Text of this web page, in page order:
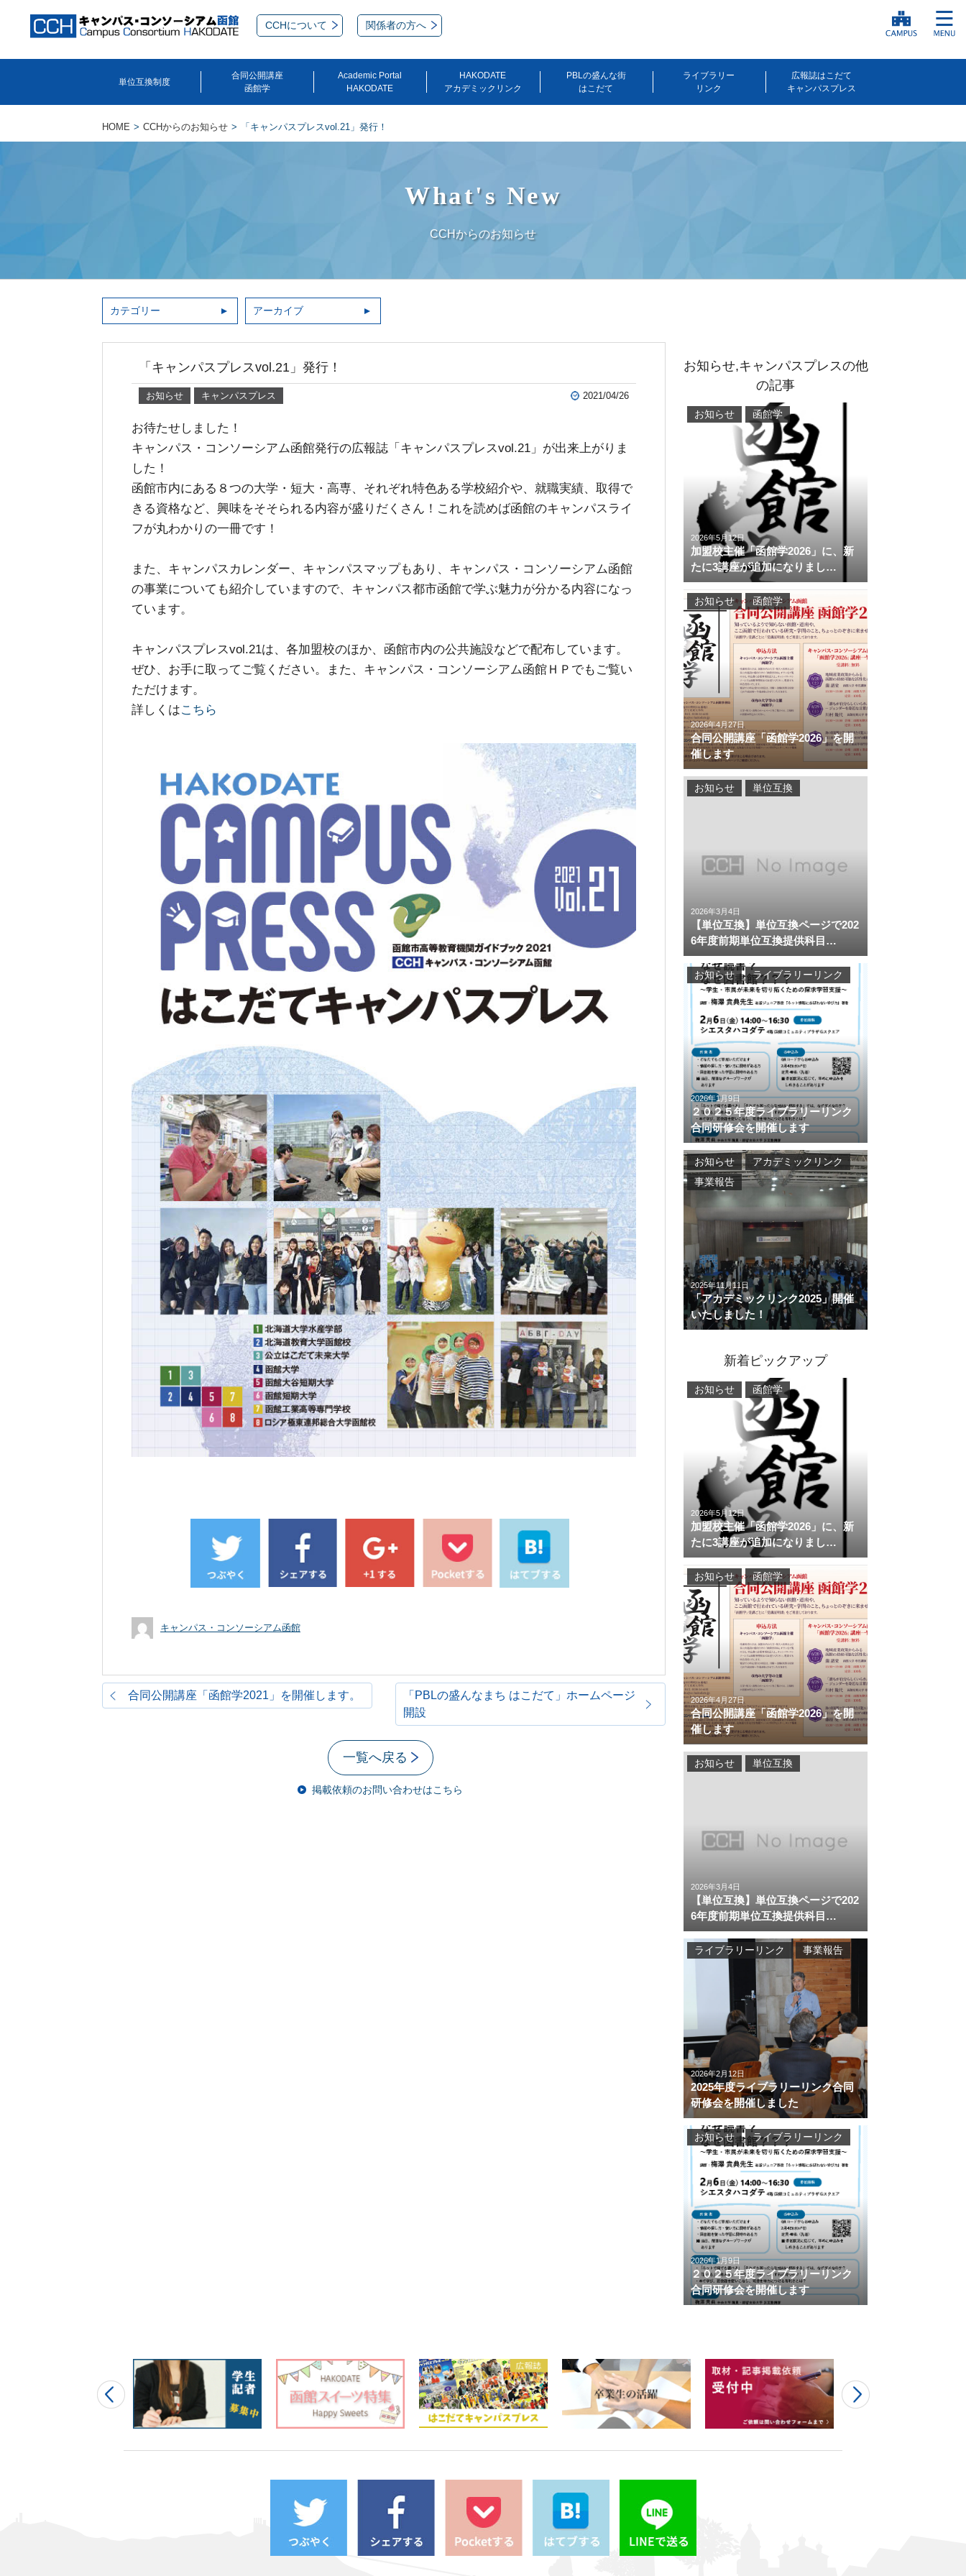
CCHについて 関係者の方へ
単位互換制度
合同公開講座
函館学
Academic Portal
HAKODATE
HAKODATE
アカデミックリンク
PBLの盛んな街
はこだて
ライブラリー
リンク
広報誌はこだて
キャンパスプレス
HOME CCHからのお知らせ 「キャンパスプレスvol.21」発行！
What's New
CCHからのお知らせ
カテゴリー アーカイブ
「キャンパスプレスvol.21」発行！
お知らせ キャンパスプレス 2021/04/26
お待たせしました！
キャンパス・コンソーシアム函館発行の広報誌「キャンパスプレスvol.21」が出来上がりま
した！
函館市内にある８つの大学・短大・高専、それぞれ特色ある学校紹介や、就職実績、取得で
きる資格など、興味をそそられる内容が盛りだくさん！これを読めば函館のキャンパスライ
フが丸わかりの一冊です！
また、キャンパスカレンダー、キャンパスマップもあり、キャンパス・コンソーシアム函館
の事業についても紹介していますので、キャンパス都市函館で学ぶ魅力が分かる内容になっ
ています。
キャンパスプレスvol.21は、各加盟校のほか、函館市内の公共施設などで配布しています。
ぜひ、お手に取ってご覧ください。また、キャンパス・コンソーシアム函館ＨＰでもご覧い
ただけます。
詳しくはこちら
キャンパス・コンソーシアム函館
合同公開講座「函館学2021」を開催します。
「PBLの盛んなまち はこだて」ホームページ
開設
一覧へ戻る
掲載依頼のお問い合わせはこちら
お知らせ,キャンパスプレスの他
の記事
2026年5月12日
加盟校主催「函館学2026」に、新
たに3講座が追加になりまし…
お知らせ 函館学
2026年4月27日
合同公開講座「函館学2026」を開
催します
お知らせ 函館学
2026年3月4日
【単位互換】単位互換ページで202
6年度前期単位互換提供科目…
お知らせ 単位互換
2026年1月9日
２０２５年度ライブラリーリンク
合同研修会を開催します
お知らせ ライブラリーリンク
2025年11月11日
「アカデミックリンク2025」開催
いたしました！
お知らせ
アカデミックリンク
事業報告
新着ピックアップ
2026年5月12日
加盟校主催「函館学2026」に、新
たに3講座が追加になりまし…
お知らせ 函館学
2026年4月27日
合同公開講座「函館学2026」を開
催します
お知らせ 函館学
2026年3月4日
【単位互換】単位互換ページで202
6年度前期単位互換提供科目…
お知らせ 単位互換
2026年2月12日
2025年度ライブラリーリンク合同
研修会を開催しました
ライブラリーリンク 事業報告
2026年1月9日
２０２５年度ライブラリーリンク
合同研修会を開催します
お知らせ ライブラリーリンク